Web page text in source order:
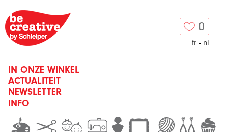
0
fr - nl
IN ONZE WINKEL
ACTUALITEIT
NEWSLETTER
INFO